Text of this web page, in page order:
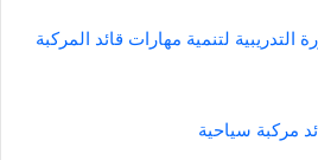
لتنمية مهارات قائد المركبة
مركبة سياحية